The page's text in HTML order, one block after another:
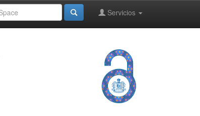
Servicios